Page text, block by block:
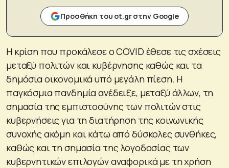
Προσθήκη του ot.gr στην Google
Η κρίση που προκάλεσε ο COVID έθεσε τις σχέσεις
μεταξύ πολιτών και κυβέρνησης καθώς και τα
δημόσια οικονομικά υπό μεγάλη πίεση. Η
παγκόσμια πανδημία ανέδειξε, μεταξύ άλλων, τη
σημασία της εμπιστοσύνης των πολιτών στις
κυβερνήσεις για τη διατήρηση της κοινωνικής
συνοχής ακόμη και κάτω από δύσκολες συνθήκες,
καθώς και τη σημασία της λογοδοσίας των
κυβερνητικών επιλογών αναφορικά με τη χρήση